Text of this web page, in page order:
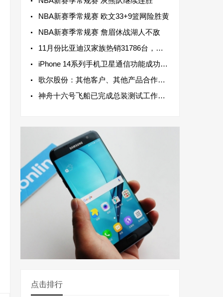
NBA新赛季常规赛 欧文33+9篮网险胜黄
NBA新赛季常规赛 詹眉休战湖人不敌
11月份比亚迪汉家族热销31786台，连续三个月销量破3万
iPhone 14系列手机卫星通信功能成功拯救一名iPhone用户
歌尔股份：其他客户、其他产品合作均正常进行
神舟十六号飞船已完成总装测试工作，进入应急救援待命状态
点击排行